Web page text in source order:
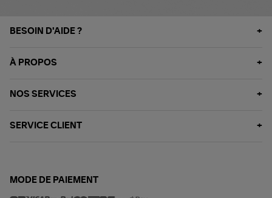
BESOIN D'AIDE ?
À PROPOS
NOS SERVICES
SERVICE CLIENT
MODE DE PAIEMENT